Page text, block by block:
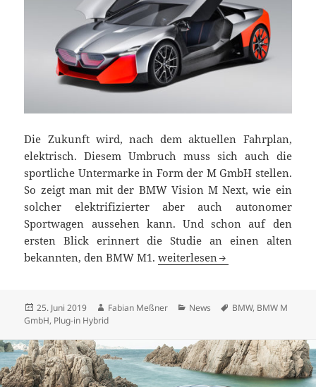
Die Zukunft wird, nach dem aktuellen Fahrplan,
elektrisch. Diesem Umbruch muss sich auch die
sportliche Untermarke in Form der M GmbH stellen.
So zeigt man mit der BMW Vision M Next, wie ein
solcher elektrifizierter aber auch autonomer
Sportwagen aussehen kann. Und schon auf den
ersten Blick erinnert die Studie an einen alten
bekannten, den BMW M1.So fährt BMW M in die
weiterlesen
Veröffentlicht
am
25. Juni 2019 Autor
Fabian Meßner Kategorien
News Schlagwörter
BMW, BMW M
GmbH, Plug-in Hybrid